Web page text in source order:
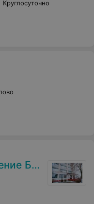
Круглосуточно